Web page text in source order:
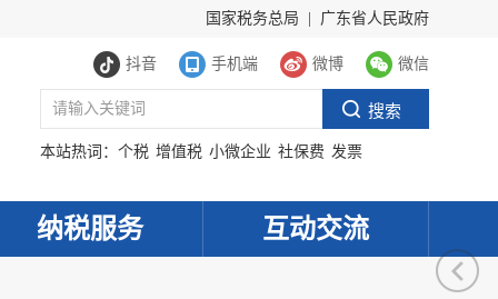
国家税务总局 广东省人民政府
抖音 手机端 微博 微信
本站热词： 个税 增值税 小微企业 社保费 发票
纳税服务 互动交流